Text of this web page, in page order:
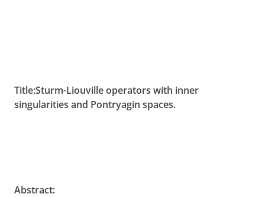
Title:Sturm-Liouville operators with inner
singularities and Pontryagin spaces.
Abstract: